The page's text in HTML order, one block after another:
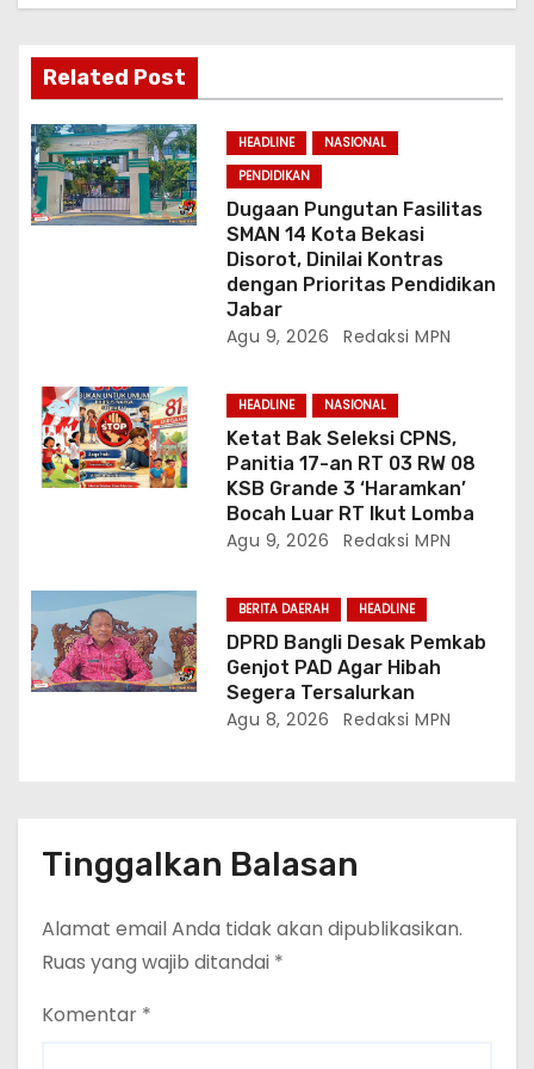
o
sRelated Post
HEADLINE
NASIONAL
PENDIDIKAN
Dugaan Pungutan Fasilitas
SMAN 14 Kota Bekasi
Disorot, Dinilai Kontras
dengan Prioritas Pendidikan
Jabar
Agu 9, 2026 Redaksi MPN
HEADLINE NASIONAL
Ketat Bak Seleksi CPNS,
Panitia 17-an RT 03 RW 08
KSB Grande 3 ‘Haramkan’
Bocah Luar RT Ikut Lomba
Agu 9, 2026 Redaksi MPN
BERITA DAERAH HEADLINE
DPRD Bangli Desak Pemkab
Genjot PAD Agar Hibah
Segera Tersalurkan
Agu 8, 2026 Redaksi MPN
Tinggalkan Balasan
Alamat email Anda tidak akan dipublikasikan.
Ruas yang wajib ditandai *
Komentar *